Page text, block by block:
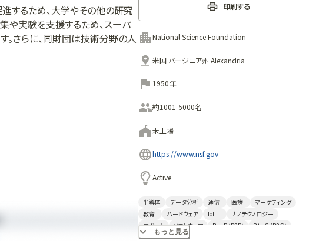
するため、大学やその他の研究
や実験を支援するため、スーパ
。さらに、同財団は技術分野の人
印刷する
National Science Foundation
米国 バージニア州 Alexandria
1950年
約1001-5000名
未上場
https://www.nsf.gov
Active
半導体 データ分析 通信 医療
マーケティング
教育
ハードウェア IoT
ナノテクノロジー
ロボット
ソフトウェア B to B (B2B) B to G (B2G)
もっと見る